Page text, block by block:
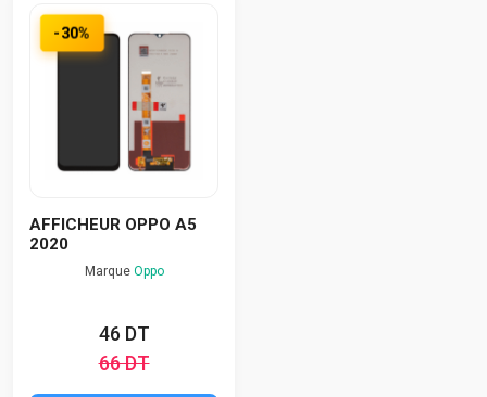
-30%
AFFICHEUR OPPO A5
2020
Marque Oppo
46 DT
66 DT